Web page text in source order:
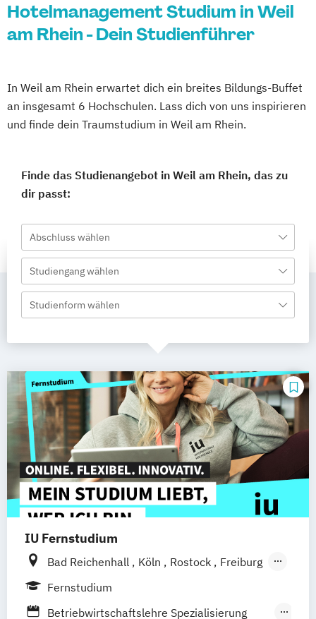
Hotelmanagement Studium in Weil
am Rhein - Dein Studienführer
In Weil am Rhein erwartet dich ein breites Bildungs-Buffet
an insgesamt 6 Hochschulen. Lass dich von uns inspirieren
und finde dein Traumstudium in Weil am Rhein.
Finde das Studienangebot in Weil am Rhein, das zu
dir passt:
Abschluss wählen
Studiengang wählen
Studienform wählen
IU Fernstudium
Bad Reichenhall Köln Rostock
Freiburg
Kiel
Frankfurt am Main
Fernstudium
Betriebwirtschaftslehre Spezialisierung